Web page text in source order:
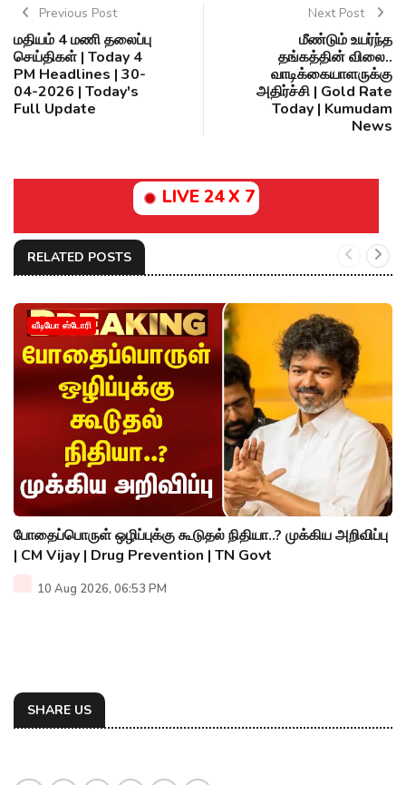
Previous Post
மதியம் 4 மணி தலைப்பு
செய்திகள் | Today 4
PM Headlines | 30-
04-2026 | Today's
Full Update
Next Post
மீண்டும் உயர்ந்த
தங்கத்தின் விலை..
வாடிக்கையாளருக்கு
அதிர்ச்சி | Gold Rate
Today | Kumudam
News
LIVE 24 X 7
RELATED POSTS
வீடியோ ஸ்டோரி
போதைப்பொருள் ஒழிப்புக்கு கூடுதல் நிதியா..? முக்கிய அறிவிப்பு
| CM Vijay | Drug Prevention | TN Govt
10 Aug 2026, 06:53 PM
SHARE US